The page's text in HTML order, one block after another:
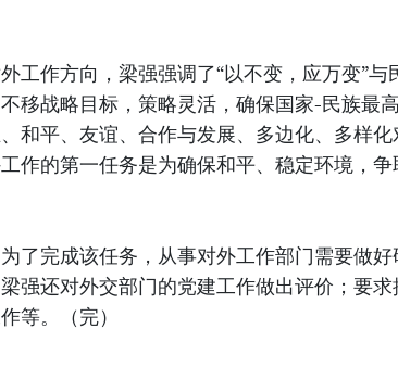
工作方向，梁强强调了“以不变，应万变”
移战略目标，策略灵活，确保国家-民族最
和平、友谊、合作与发展、多边化、多样
作的第一任务是为确保和平、稳定环境，
了完成该任务，从事对外工作部门需要做
强还对外交部门的党建工作做出评价；要
等。（完）